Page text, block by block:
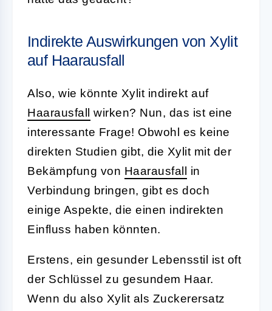
Indirekte Auswirkungen von Xylit
auf Haarausfall
Also, wie könnte Xylit indirekt auf
Haarausfall
wirken? Nun, das ist eine
interessante Frage! Obwohl es keine
direkten Studien gibt, die Xylit mit der
Bekämpfung von Haarausfall
in
Verbindung bringen, gibt es doch
einige Aspekte, die einen indirekten
Einfluss haben könnten.
Erstens, ein gesunder Lebensstil ist oft
der Schlüssel zu gesundem Haar.
Wenn du also Xylit als Zuckerersatz